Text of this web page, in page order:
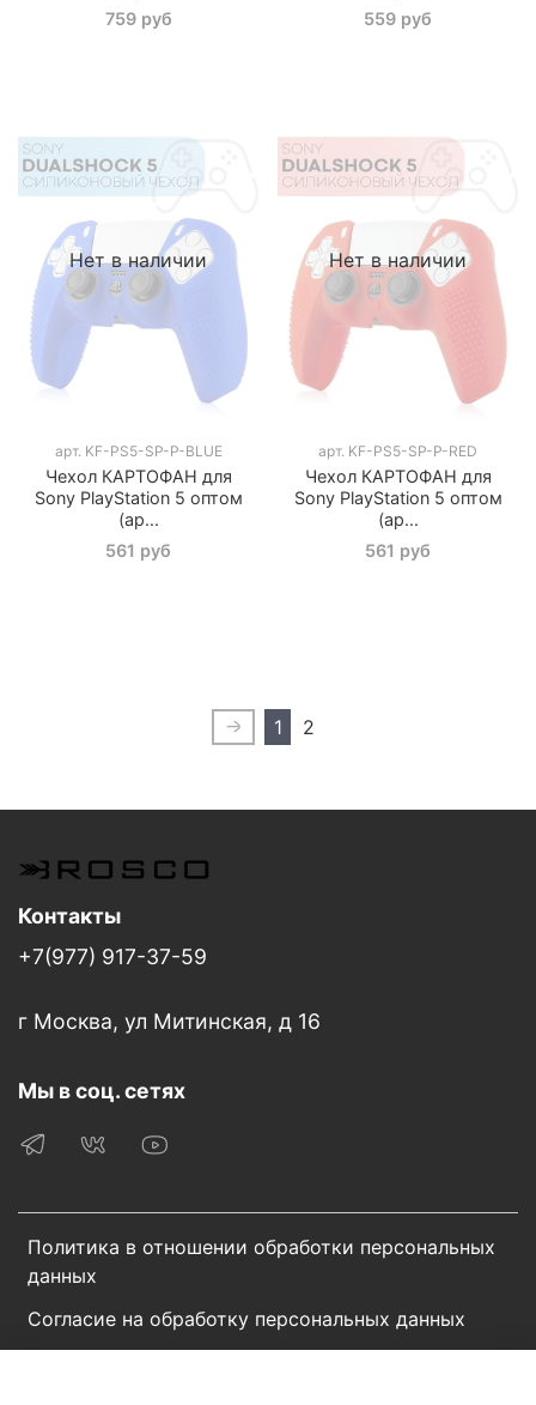
759 руб
559 руб
Нет в наличии
арт. KF-PS5-SP-P-BLUE
Чехол КАРТОФАН для
Sony PlayStation 5 оптом
(ар...
561 руб
Нет в наличии
арт. KF-PS5-SP-P-RED
Чехол КАРТОФАН для
Sony PlayStation 5 оптом
(ар...
561 руб
1 2
Политика в отношении обработки персональных
данных
Согласие на обработку персональных данных
Контакты
+7(977) 917-37-59
г Москва, ул Митинская, д 16
Мы в соц. сетях